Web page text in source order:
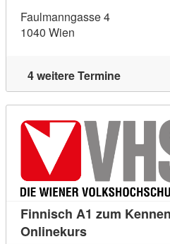
Faulmanngasse 4
1040 Wien
4 weitere Termine
Finnisch A1 zum
OnlinekursKursdetail: